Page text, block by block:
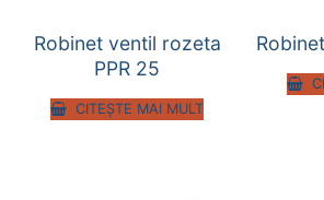
Robinet ventil rozeta
PPR 25
CITEȘTE MAI MULT